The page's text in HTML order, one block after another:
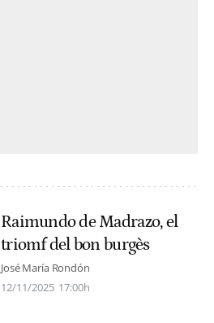
Raimundo de Madrazo, el
triomf del bon burgès
José María Rondón
12/11/2025 17:00h